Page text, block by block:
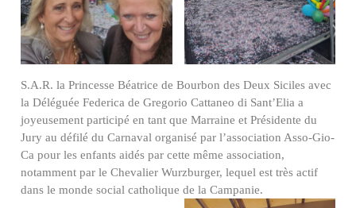
S.A.R. la Princesse Béatrice de Bourbon des Deux Siciles avec
la Déléguée Federica de Gregorio Cattaneo di Sant’Elia a
joyeusement participé en tant que Marraine et Présidente du
Jury au défilé du Carnaval organisé par l’association Asso-Gio-
Ca pour les enfants aidés par cette même association,
notamment par le Chevalier Wurzburger, lequel est très actif
dans le monde social catholique de la Campanie.